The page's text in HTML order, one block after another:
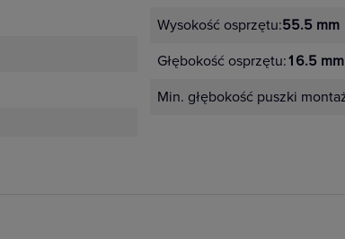
Wysokość osprzętu:55.5 mm
Głębokość osprzętu:16.5 mm
Min. głębokość puszki